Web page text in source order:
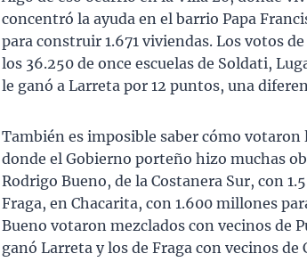
concentró la ayuda en el barrio Papa
para construir 1.671 viviendas. Los votos
los 36.250 de once escuelas de Soldati,
le ganó a Larreta por 12 puntos, una
También es imposible saber cómo
donde el Gobierno porteño hizo muchas
Rodrigo Bueno, de la Costanera Sur, con
Fraga, en Chacarita, con 1.600 millones
Bueno votaron mezclados con vecinos de
ganó Larreta y los de Fraga con vecinos